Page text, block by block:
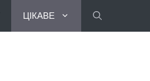
ЦІКАВЕ